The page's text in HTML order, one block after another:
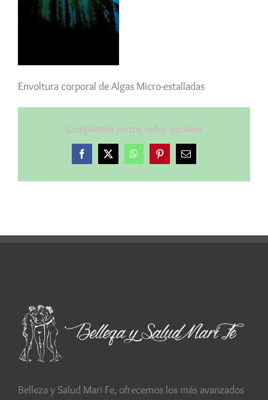
Envoltura corporal de Algas Micro-estalladas
Compártelo en tus redes sociales
Facebook
X WhatsAppPinterestCorreo
Belleza y Salud Mari Fe, ofrecemos los más avanzados